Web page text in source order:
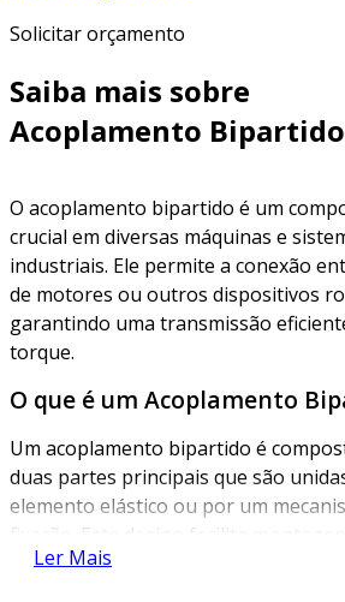
Solicitar orçamento
Saiba mais sobre
Acoplamento Bipartido
O acoplamento bipartido é um
crucial em diversas máquinas e
industriais. Ele permite a conexão
de motores ou outros dispositivos
garantindo uma transmissão
torque.
O que é um Acoplamento
Um acoplamento bipartido é
duas partes principais que são
elemento elástico ou por um
fixação. Este design facilita
desmontagens, oferecendo
Ler Mais